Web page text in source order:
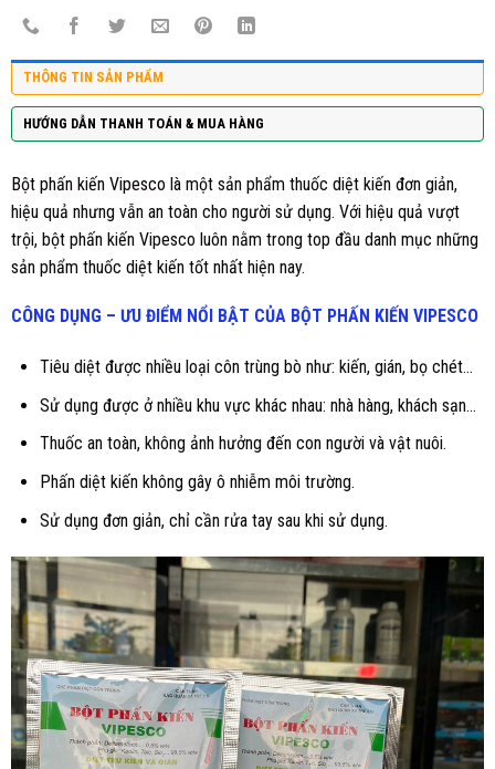
THÔNG TIN SẢN PHẨM
HƯỚNG DẪN THANH TOÁN & MUA HÀNG
Bột phấn kiến Vipesco là một sản phẩm thuốc diệt kiến đơn giản,
hiệu quả nhưng vẫn an toàn cho người sử dụng. Với hiệu quả vượt
trội, bột phấn kiến Vipesco luôn nằm trong top đầu danh mục những
sản phẩm thuốc diệt kiến tốt nhất hiện nay.
CÔNG DỤNG – ƯU ĐIỂM NỔI BẬT CỦA BỘT PHẤN KIẾN VIPESCO
Tiêu diệt được nhiều loại côn trùng bò như: kiến, gián, bọ chét…
Sử dụng được ở nhiều khu vực khác nhau: nhà hàng, khách sạn…
Thuốc an toàn, không ảnh hưởng đến con người và vật nuôi.
Phấn diệt kiến không gây ô nhiễm môi trường.
Sử dụng đơn giản, chỉ cần rửa tay sau khi sử dụng.